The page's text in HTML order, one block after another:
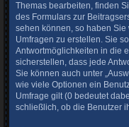
Themas bearbeiten, finden
des Formulars zur
sehen können, so haben
Umfragen zu erstellen. Sie
Antwortmöglichkeiten in die
sicherstellen, dass jede
Sie können auch unter
wie viele Optionen ein
Umfrage gilt (0 bedeutet
schließlich, ob die Benutzer